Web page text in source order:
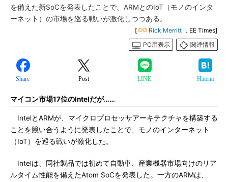
を備えた新SoCを発表したことで、ARMとのIoT（モノのインタ
ーネット）の市場を巡る戦いが激化しつつある。
[ Rick Merritt ，EE Times]
PC用表示
関連情報
Share Post LINE Hatena
マイコン市場17位のIntelだが……
IntelとARMが、マイクロプロセッサアーキテクチャを構築する
ことを競い合うように発表したことで、モノのインターネット
（IoT）を巡る戦いが激化した。
Intelは、同社製品では初めて自動車、産業機器市場向けのリア
ルタイム性能を備えたAtom SoCを発表した。一方のARMは、